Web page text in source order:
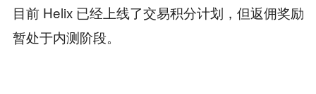
目前 Helix 已经上线了交易积分计划，但返佣奖励
暂处于内测阶段。